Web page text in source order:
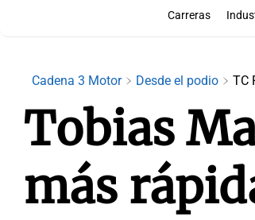
Carreras
Cadena 3 Motor Desde el podio TC
Tobias
más